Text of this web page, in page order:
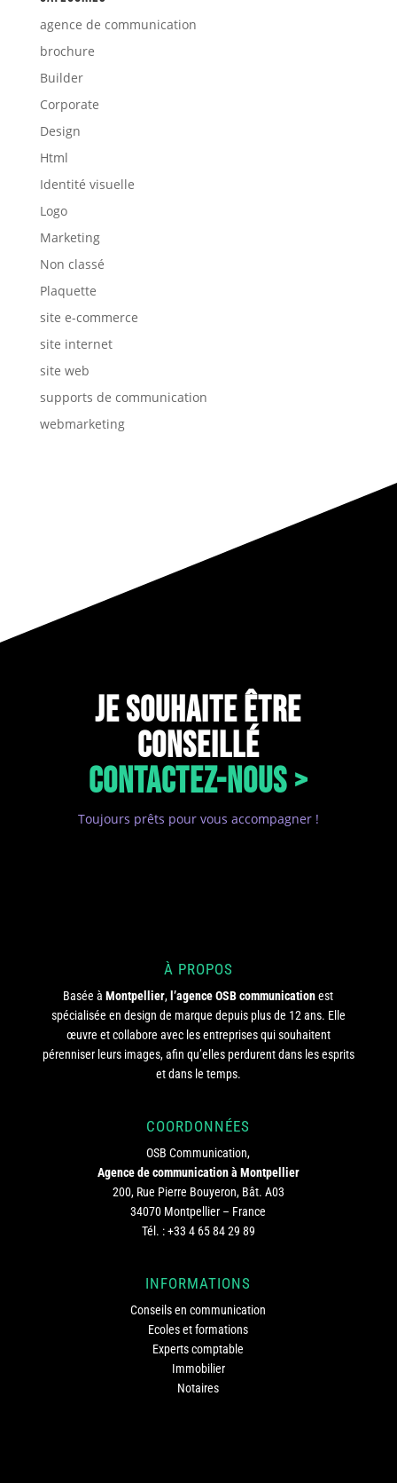
agence de communication
brochure
Builder
Corporate
Design
Html
Identité visuelle
Logo
Marketing
Non classé
Plaquette
site e-commerce
site internet
site web
supports de communication
webmarketing
JE SOUHAITE ÊTRE
CONSEILLÉ
CONTACTEZ-NOUS >
Toujours prêts pour vous accompagner !
À PROPOS
Basée àMontpellier, l’agence OSB communicationest
spécialisée en design de marque depuis plus de 12 ans. Elle
œuvre et collabore avec les entreprises qui souhaitent
pérenniser leurs images, afin qu’elles perdurent dans les esprits
et dans le temps.
COORDONNÉES
OSB Communication,
Agence de communication à Montpellier
200, Rue Pierre Bouyeron, Bât. A03
34070 Montpellier – France
Tél. :+33 4 65 84 29 89
INFORMATIONS
Conseils en communication
Ecoles et formations
Experts comptable
Immobilier
Notaires